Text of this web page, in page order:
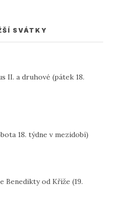
SVÁTKY
II. a druhové (pátek 18.
18. týdne v mezidobí)
Benedikty od Kříže (19.